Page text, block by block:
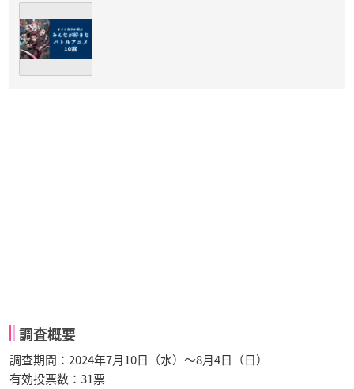
調査概要
調査期間：2024年7月10日（水）～8月4日（日）
有効投票数：31票